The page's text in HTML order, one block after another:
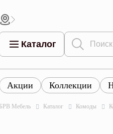
Каталог
Все товары
Все
Акции Коллекции
БРВ Мебель Каталог Комоды